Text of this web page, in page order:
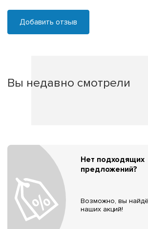
Добавить отзыв
Вы недавно смотрели
Нет подходящих
предложений?
Возможно, вы
наших акций!